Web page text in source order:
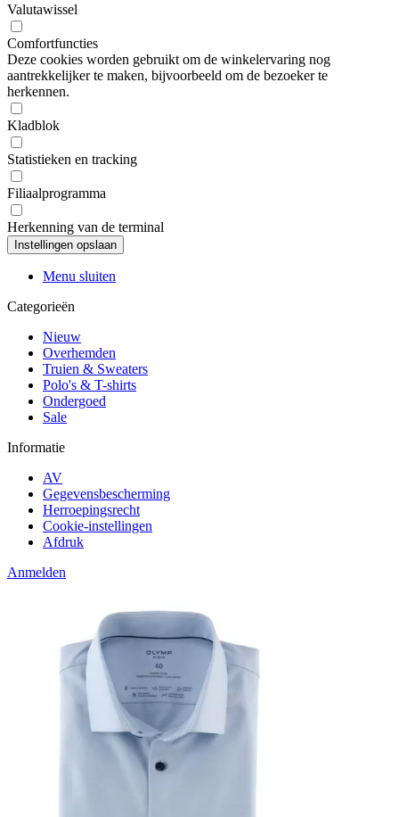
Valutawissel
Comfortfuncties
Deze cookies worden gebruikt om de winkelervaring nog
aantrekkelijker te maken, bijvoorbeeld om de bezoeker te
herkennen.
Kladblok
Statistieken en tracking
Filiaalprogramma
Herkenning van de terminal
Menu sluiten
Categorieën
Nieuw
Overhemden
Truien & Sweaters
Polo's & T-shirts
Ondergoed
Sale
Informatie
AV
Gegevensbescherming
Herroepingsrecht
Cookie-instellingen
Afdruk
Anmelden